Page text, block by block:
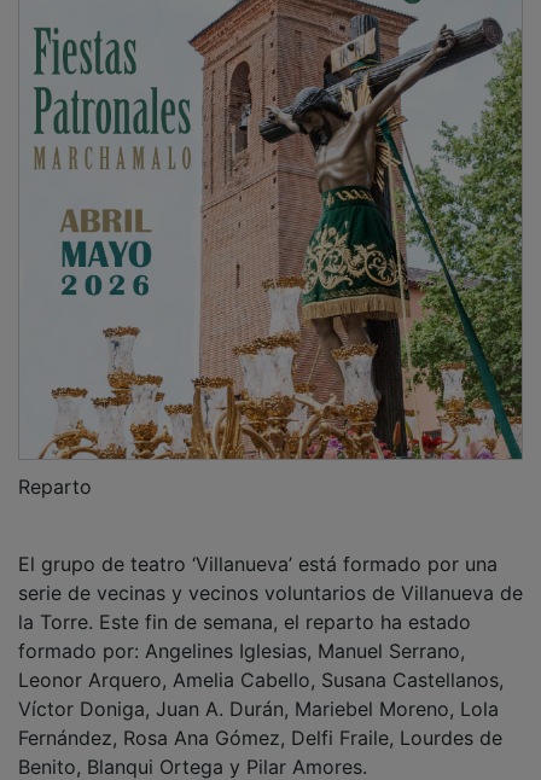
Reparto
El grupo de teatro ‘Villanueva’ está formado por una
serie de vecinas y vecinos voluntarios de Villanueva de
la Torre. Este fin de semana, el reparto ha estado
formado por: Angelines Iglesias, Manuel Serrano,
Leonor Arquero, Amelia Cabello, Susana Castellanos,
Víctor Doniga, Juan A. Durán, Mariebel Moreno, Lola
Fernández, Rosa Ana Gómez, Delfi Fraile, Lourdes de
Benito, Blanqui Ortega y Pilar Amores.